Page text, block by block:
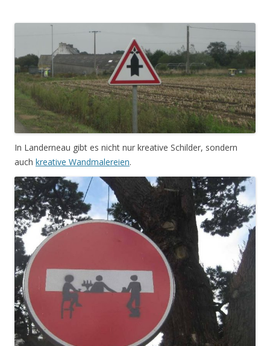
In Landerneau gibt es nicht nur kreative Schilder, sondern
auch kreative Wandmalereien.